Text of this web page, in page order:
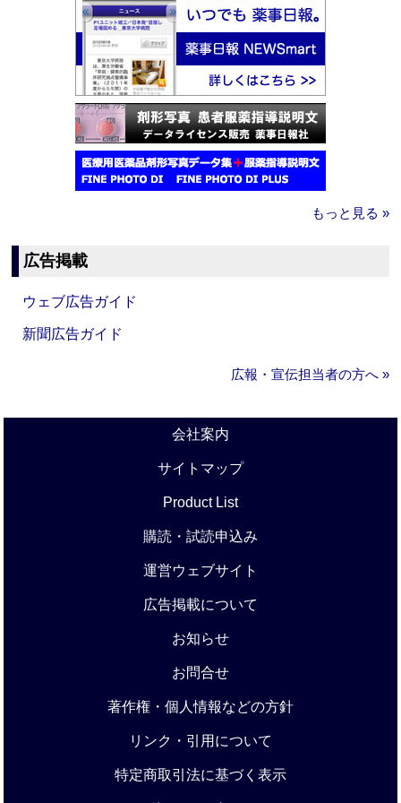
もっと見る »
広告掲載
ウェブ広告ガイド
新聞広告ガイド
広報・宣伝担当者の方へ »
会社案内
サイトマップ
Product List
購読・試読申込み
運営ウェブサイト
広告掲載について
お知らせ
お問合せ
著作権・個人情報などの方針
リンク・引用について
特定商取引法に基づく表示